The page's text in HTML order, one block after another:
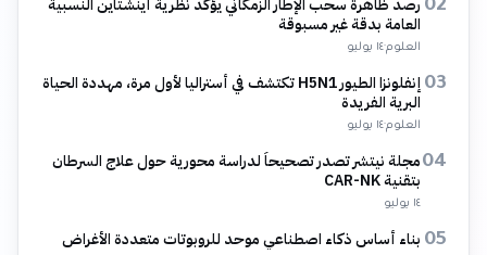
02 رصد ظاهرة سحب الإطار الزمكاني يؤكد نظرية أينشتاين النسبية
العامة بدقة غير مسبوقة
العلوم·١٤ يوليو
03
إنفلونزا الطيور H5N1 تكتشف في أستراليا لأول مرة، مهددة الحياة
البرية الفريدة
العلوم·١٤ يوليو
04مجلة نيتشر تصدر تصحيحاً لدراسة محورية حول علاج السرطان
بتقنية CAR-NK
١٤ يوليو
05 بناء أساس ذكاء اصطناعي موحد للروبوتات متعددة الأغراض